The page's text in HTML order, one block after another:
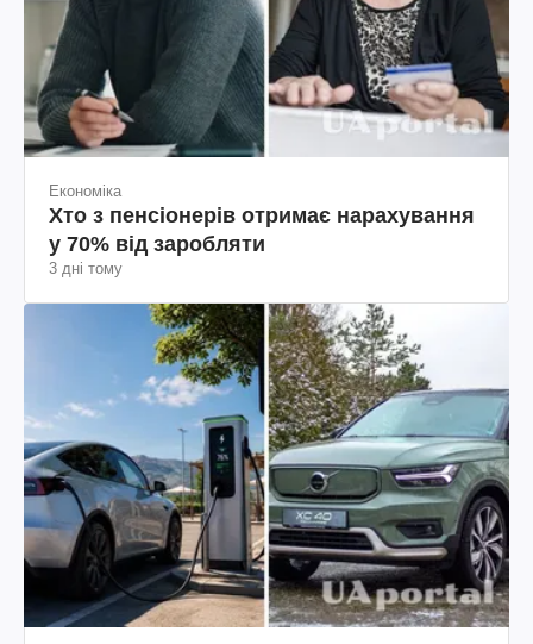
Економіка
Хто з пенсіонерів отримає нарахування
у 70% від заробляти
3 дні тому